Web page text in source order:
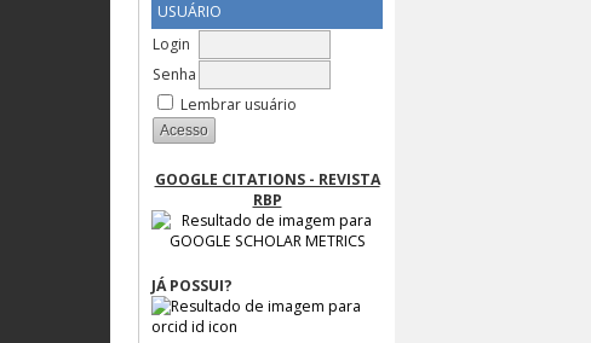
USUÁRIO
Login
Senha
Lembrar usuário
GOOGLE CITATIONS - REVISTA
RBP
JÁ POSSUI?